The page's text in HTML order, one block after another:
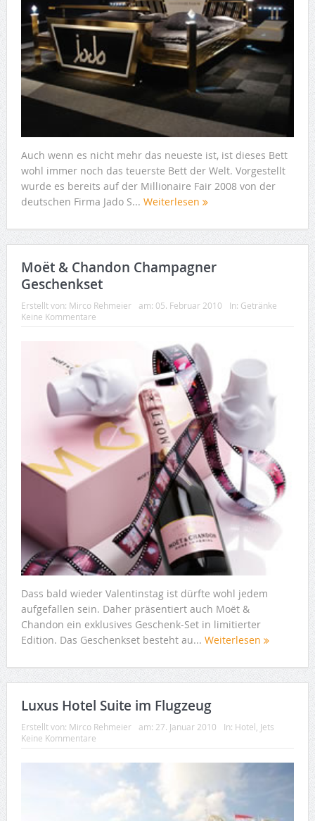
Auch wenn es nicht mehr das neueste ist, ist dieses Bett
wohl immer noch das teuerste Bett der Welt. Vorgestellt
wurde es bereits auf der Millionaire Fair 2008 von der
deutschen Firma Jado S... Weiterlesen
Moët & Chandon Champagner
Geschenkset
Erstellt von: Mirco Rehmeier am: 05. Februar 2010 In: Getränke
Keine Kommentare
Dass bald wieder Valentinstag ist dürfte wohl jedem
aufgefallen sein. Daher präsentiert auch Moët &
Chandon ein exklusives Geschenk-Set in limitierter
Edition. Das Geschenkset besteht au... Weiterlesen
Luxus Hotel Suite im Flugzeug
Erstellt von: Mirco Rehmeier am: 27. Januar 2010 In: Hotel Jets
Keine Kommentare